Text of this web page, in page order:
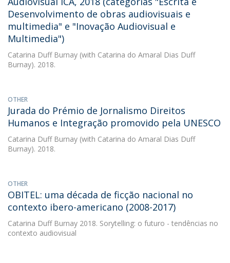
Desenvolvimento de obras audiovisuais e
multimedia" e "Inovação Audiovisual e
Multimedia")
Catarina Duff Burnay (with Catarina do Amaral Dias Duff
Burnay). 2018.
OTHER
Jurada do Prémio de Jornalismo Direitos
Humanos e Integração promovido pela UNESCO
Catarina Duff Burnay (with Catarina do Amaral Dias Duff
Burnay). 2018.
OTHER
OBITEL: uma década de ficção nacional no
contexto ibero-americano (2008-2017)
Catarina Duff Burnay 2018. Sorytelling: o futuro - tendências no
contexto audiovisual